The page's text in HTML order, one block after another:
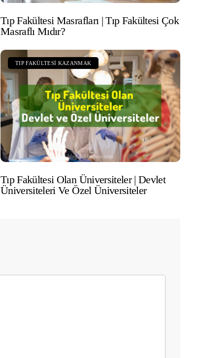
Tıp Fakültesi Masrafları | Tıp Fakültesi Çok
Masraflı Mıdır?
TIP FAKÜLTESI KAZANMAK
Tıp Fakültesi Olan Üniversiteler | Devlet
Üniversiteleri Ve Özel Üniversiteler